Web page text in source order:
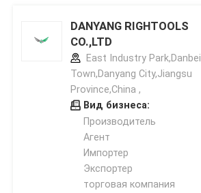
DANYANG RIGHTOOLS
CO.,LTD
East Industry Park,Danbei
Town,Danyang City,Jiangsu
Province,China ,
Вид бизнеса:
Производитель
Агент
Импортер
Экспортер
торговая компания